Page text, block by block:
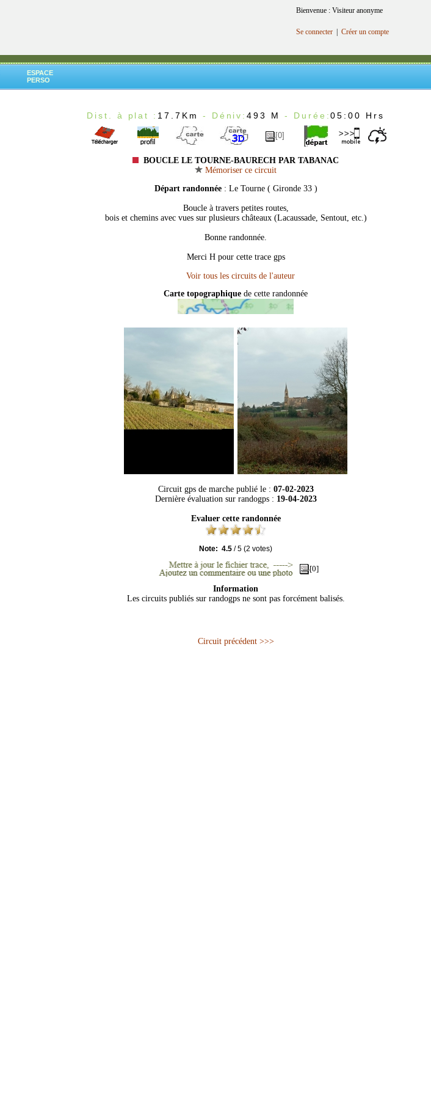
Bienvenue : Visiteur anonyme
Se connecter Créer un compte
ESPACE
PERSO
Dist. à plat : 17.7Km - Déniv:493 M - Durée:05:00 Hrs
[0]
BOUCLE LE TOURNE-BAURECH PAR TABANAC
Mémoriser ce circuit
Départ randonnée : Le Tourne ( Gironde 33 )
Boucle à travers petites routes,
bois et chemins avec vues sur plusieurs châteaux (Lacaussade, Sentout, etc.)
Bonne randonnée.
Merci H pour cette trace gps
Carte topographique de cette randonnée
Circuit gps de marche publié le : 07-02-2023
Dernière évaluation sur randogps : 19-04-2023
Evaluer cette randonnée
Note: 4.5 /5 (2 votes)
[0]
Information
Les circuits publiés sur randogps ne sont pas forcément balisés.
Circuit précédent >>>